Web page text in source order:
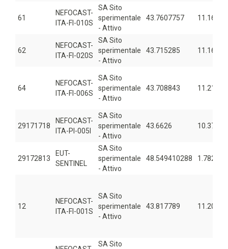
61
NEFOCAST-
ITA-FI-010S
SA Sito
sperimentale
- Attivo
43.7607757
62
NEFOCAST-
ITA-FI-020S
SA Sito
sperimentale
- Attivo
43.715285
64
NEFOCAST-
ITA-FI-006S
SA Sito
sperimentale
- Attivo
43.708843 11.21422
29171718
NEFOCAST-
ITA-PI-005I
SA Sito
sperimentale
- Attivo
43.6626 10.372
29172813
EUT-
SENTINEL
SA Sito
sperimentale
- Attivo
48.549410288
12
NEFOCAST-
ITA-FI-001S
SA Sito
sperimentale
- Attivo
43.817789
SA Sito